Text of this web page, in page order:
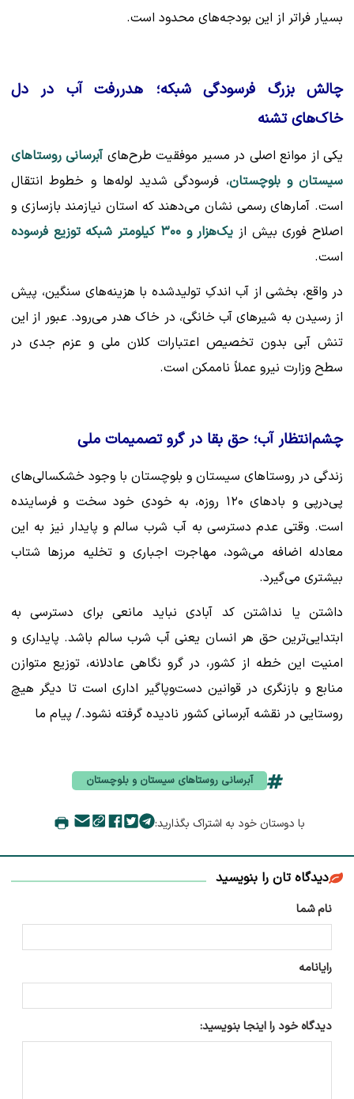
بسیار فراتر از این بودجه‌های محدود است.
چالش بزرگ فرسودگی شبکه؛ هدررفت آب در دل
خاک‌های تشنه
یکی از موانع اصلی در مسیر موفقیت طرح‌های آبرسانی روستاهای
سیستان و بلوچستان، فرسودگی شدید لوله‌ها و خطوط انتقال
است. آمارهای رسمی نشان می‌دهند که استان نیازمند بازسازی و
اصلاح فوری بیش از یک‌هزار و ۳۰۰ کیلومتر شبکه توزیع فرسوده
است.
در واقع، بخشی از آب اندکِ تولیدشده با هزینه‌های سنگین، پیش
از رسیدن به شیرهای آب خانگی، در خاک هدر می‌رود. عبور از این
تنش آبی بدون تخصیص اعتبارات کلان ملی و عزم جدی در
سطح وزارت نیرو عملاً ناممکن است.
چشم‌انتظار آب؛ حق بقا در گرو تصمیمات ملی
زندگی در روستاهای سیستان و بلوچستان با وجود خشکسالی‌های
پی‌درپی و بادهای ۱۲۰ روزه، به خودی خود سخت و فرساینده
است. وقتی عدم دسترسی به آب شرب سالم و پایدار نیز به این
معادله اضافه می‌شود، مهاجرت اجباری و تخلیه مرزها شتاب
بیشتری می‌گیرد.
داشتن یا نداشتن کد آبادی نباید مانعی برای دسترسی به
ابتدایی‌ترین حق هر انسان یعنی آب شرب سالم باشد. پایداری و
امنیت این خطه از کشور، در گرو نگاهی عادلانه، توزیع متوازن
منابع و بازنگری در قوانین دست‌وپاگیر اداری است تا دیگر هیچ
روستایی در نقشه آبرسانی کشور نادیده گرفته نشود./ پیام ما
آبرسانی روستاهای سیستان و بلوچستان
با دوستان خود به اشتراک بگذارید:
دیدگاه تان را بنویسید
نام شما
رایانامه
دیدگاه خود را اینجا بنویسید: